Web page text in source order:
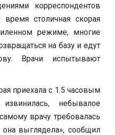
корреспондентов
столичная скорая
режиме, многие
на базу и едут
Врачи испытывают
приехала с 1.5 часовым
небывалое
врачу требовалась
выглядела», сообщил